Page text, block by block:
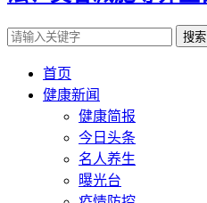
搜索
首页
健康新闻
健康简报
今日头条
名人养生
曝光台